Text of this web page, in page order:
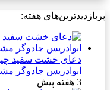
پربازدیدترین‌های هفته:
دعای خشت سفید
ابوادریس جادوگر
3 هفته پیش